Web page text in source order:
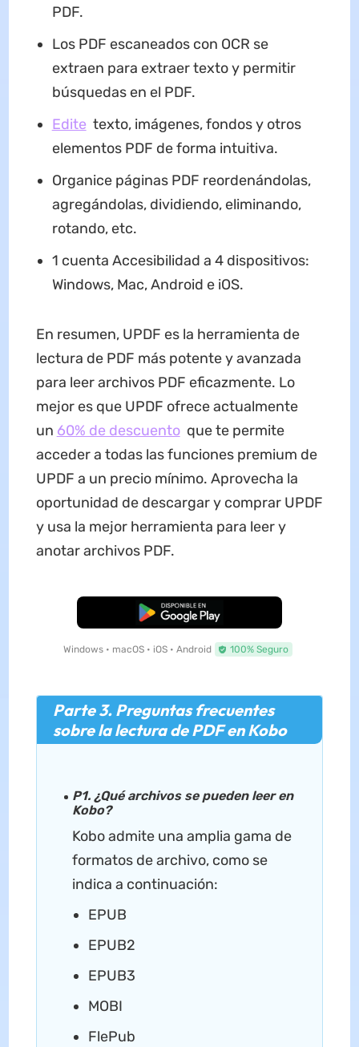
PDF.
Los PDF escaneados con OCR se
extraen para extraer texto y permitir
búsquedas en el PDF.
Edite texto, imágenes, fondos y otros
elementos PDF de forma intuitiva.
Organice páginas PDF reordenándolas,
agregándolas, dividiendo, eliminando,
rotando, etc.
1 cuenta Accesibilidad a 4 dispositivos:
Windows, Mac, Android e iOS.
En resumen, UPDF es la herramienta de
lectura de PDF más potente y avanzada
para leer archivos PDF eficazmente. Lo
mejor es que UPDF ofrece actualmente
un 60% de descuentoque te permite
acceder a todas las funciones premium de
UPDF a un precio mínimo. Aprovecha la
oportunidad de descargar y comprar UPDF
y usa la mejor herramienta para leer y
anotar archivos PDF.
Descarga Gratuita
Windows • macOS • iOS • Android 100% Seguro
Parte 3. Preguntas frecuentes
sobre la lectura de PDF en Kobo
P1. ¿Qué archivos se pueden leer en
Kobo?
Kobo admite una amplia gama de
formatos de archivo, como se
indica a continuación:
EPUB
EPUB2
EPUB3
MOBI
FlePub